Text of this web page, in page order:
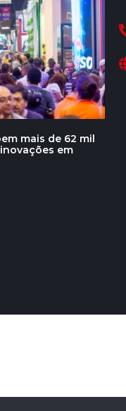
mais de 62 mil
em